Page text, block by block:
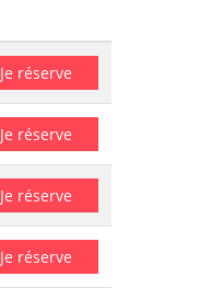
Je réserve
Je réserve
Je réserve
Je réserve